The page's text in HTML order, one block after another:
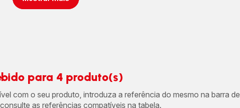
para 4 produto(s)
com o seu produto, introduza a referência do mesmo na barra de
as referências compatíveis na tabela.